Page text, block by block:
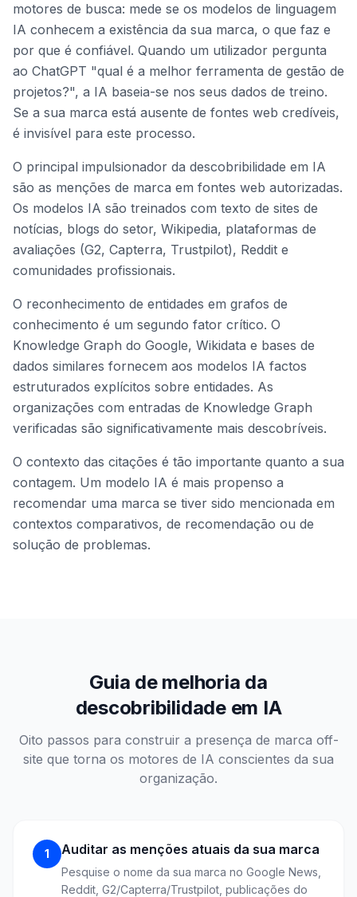
motores de busca: mede se os modelos de linguagem
IA conhecem a existência da sua marca, o que faz e
por que é confiável. Quando um utilizador pergunta
ao ChatGPT "qual é a melhor ferramenta de gestão de
projetos?", a IA baseia-se nos seus dados de treino.
Se a sua marca está ausente de fontes web credíveis,
é invisível para este processo.
O principal impulsionador da descobribilidade em IA
são as menções de marca em fontes web autorizadas.
Os modelos IA são treinados com texto de sites de
notícias, blogs do setor, Wikipedia, plataformas de
avaliações (G2, Capterra, Trustpilot), Reddit e
comunidades profissionais.
O reconhecimento de entidades em grafos de
conhecimento é um segundo fator crítico. O
Knowledge Graph do Google, Wikidata e bases de
dados similares fornecem aos modelos IA factos
estruturados explícitos sobre entidades. As
organizações com entradas de Knowledge Graph
verificadas são significativamente mais descobríveis.
O contexto das citações é tão importante quanto a sua
contagem. Um modelo IA é mais propenso a
recomendar uma marca se tiver sido mencionada em
contextos comparativos, de recomendação ou de
solução de problemas.
Guia de melhoria da
descobribilidade em IA
Oito passos para construir a presença de marca off-
site que torna os motores de IA conscientes da sua
organização.
1 Auditar as menções atuais da sua marca
Pesquise o nome da sua marca no Google News,
Reddit, G2/Capterra/Trustpilot, publicações do